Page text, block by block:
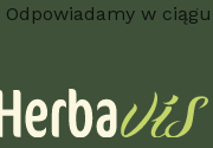
Odpowiadamy w